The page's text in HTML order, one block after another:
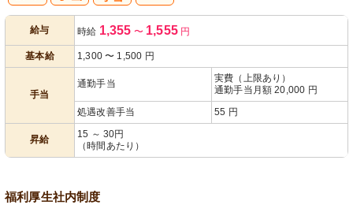
給与 時給 1,355 〜 1,555円
基本給 1,300 〜 1,500 円
手当
通勤手当
実費（上限あり）
通勤手当月額 20,000 円
処遇改善手当
55 円
昇給
15 ～ 30円
（時間あたり）
福利厚生社内制度